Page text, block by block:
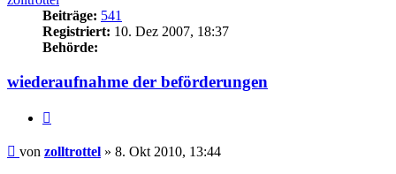
Beiträge: 541
Registriert: 10. Dez 2007, 18:37
Behörde:
wiederaufnahme der beförderungen
Beitrag
von zolltrottel » 8. Okt 2010, 13:44